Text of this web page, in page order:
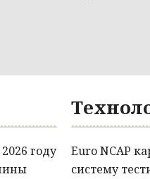
году
Euro NCAP
систему